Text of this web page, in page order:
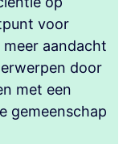
voor
aandacht
door
met een
gemeenschap